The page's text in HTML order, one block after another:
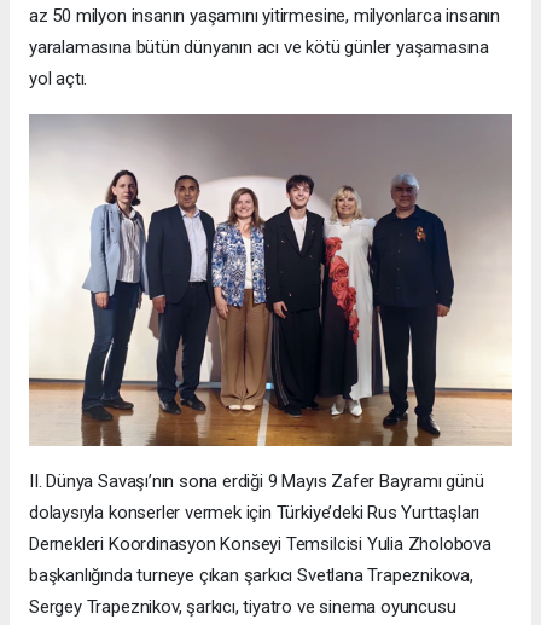
az 50 milyon insanın yaşamını yitirmesine, milyonlarca insanın
yaralamasına bütün dünyanın acı ve kötü günler yaşamasına
yol açtı.
II. Dünya Savaşı’nın sona erdiği 9 Mayıs Zafer Bayramı günü
dolaysıyla konserler vermek için Türkiye’deki Rus Yurttaşları
Dernekleri Koordinasyon Konseyi Temsilcisi Yulia Zholobova
başkanlığında turneye çıkan şarkıcı Svetlana Trapeznikova,
Sergey Trapeznikov, şarkıcı, tiyatro ve sinema oyuncusu